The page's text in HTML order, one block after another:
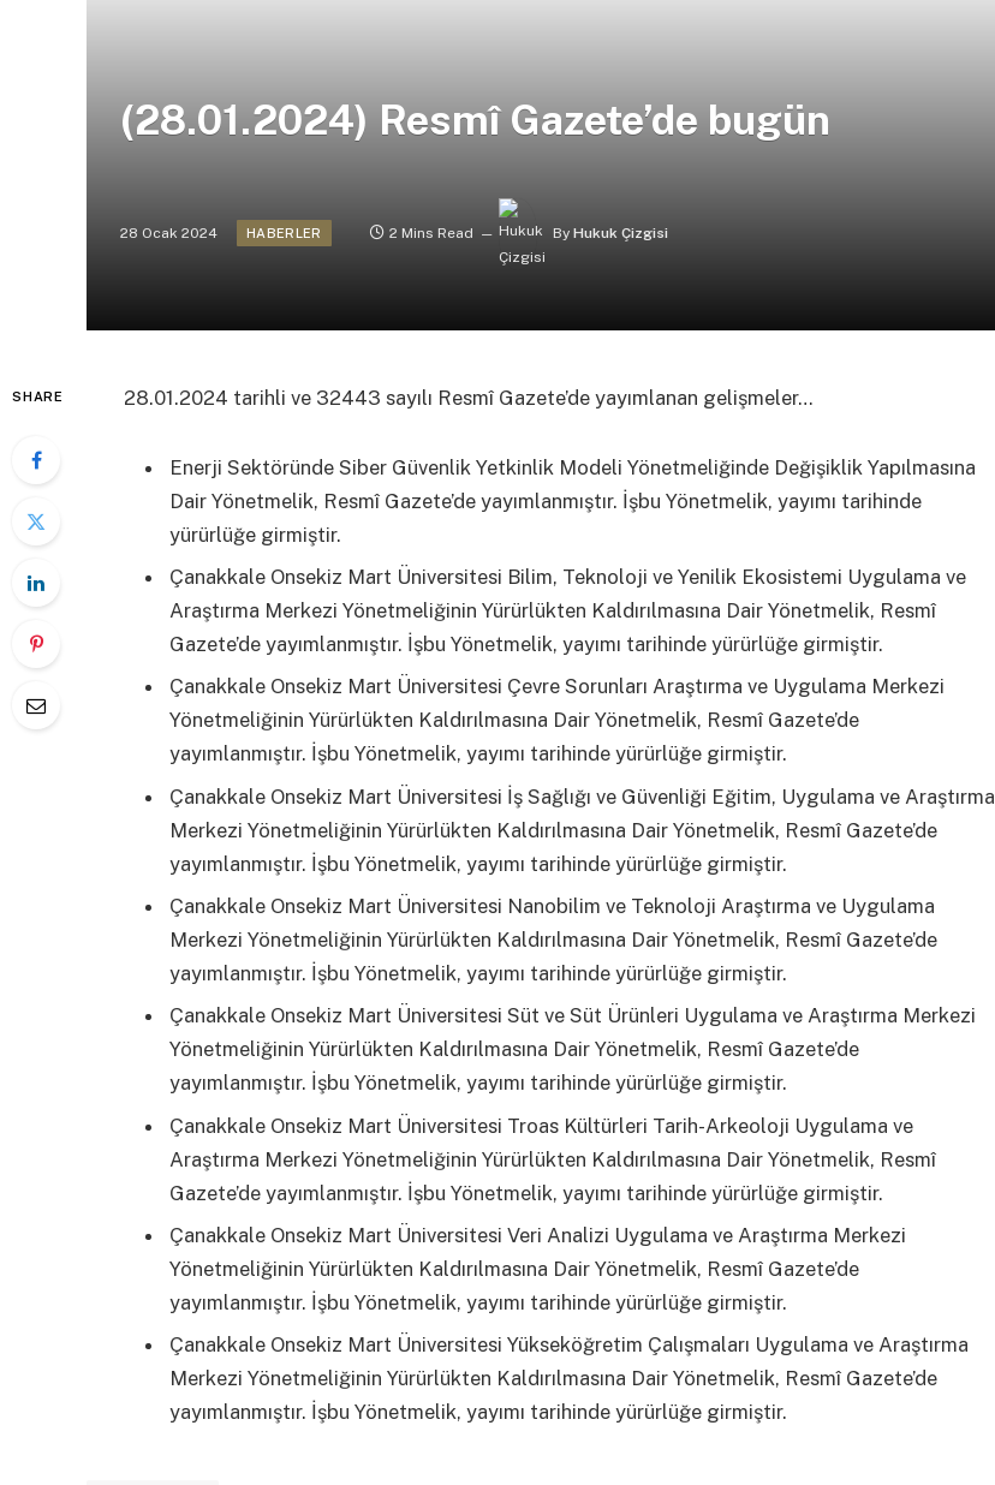
(28.01.2024) Resmî Gazete’de bugün
28 Ocak 2024 HABERLER 2 Mins Read By Hukuk Çizgisi
SHARE 28.01.2024 tarihli ve 32443 sayılı Resmî Gazete’de yayımlanan gelişmeler…
Enerji Sektöründe Siber Güvenlik Yetkinlik Modeli Yönetmeliğinde Değişiklik Yapılmasına
Dair Yönetmelik, Resmî Gazete’de yayımlanmıştır. İşbu Yönetmelik, yayımı tarihinde
yürürlüğe girmiştir.
Çanakkale Onsekiz Mart Üniversitesi Bilim, Teknoloji ve Yenilik Ekosistemi Uygulama ve
Araştırma Merkezi Yönetmeliğinin Yürürlükten Kaldırılmasına Dair Yönetmelik, Resmî
Gazete’de yayımlanmıştır. İşbu Yönetmelik, yayımı tarihinde yürürlüğe girmiştir.
Çanakkale Onsekiz Mart Üniversitesi Çevre Sorunları Araştırma ve Uygulama Merkezi
Yönetmeliğinin Yürürlükten Kaldırılmasına Dair Yönetmelik, Resmî Gazete’de
yayımlanmıştır. İşbu Yönetmelik, yayımı tarihinde yürürlüğe girmiştir.
Çanakkale Onsekiz Mart Üniversitesi İş Sağlığı ve Güvenliği Eğitim, Uygulama ve Araştırma
Merkezi Yönetmeliğinin Yürürlükten Kaldırılmasına Dair Yönetmelik, Resmî Gazete’de
yayımlanmıştır. İşbu Yönetmelik, yayımı tarihinde yürürlüğe girmiştir.
Çanakkale Onsekiz Mart Üniversitesi Nanobilim ve Teknoloji Araştırma ve Uygulama
Merkezi Yönetmeliğinin Yürürlükten Kaldırılmasına Dair Yönetmelik, Resmî Gazete’de
yayımlanmıştır. İşbu Yönetmelik, yayımı tarihinde yürürlüğe girmiştir.
Çanakkale Onsekiz Mart Üniversitesi Süt ve Süt Ürünleri Uygulama ve Araştırma Merkezi
Yönetmeliğinin Yürürlükten Kaldırılmasına Dair Yönetmelik, Resmî Gazete’de
yayımlanmıştır. İşbu Yönetmelik, yayımı tarihinde yürürlüğe girmiştir.
Çanakkale Onsekiz Mart Üniversitesi Troas Kültürleri Tarih-Arkeoloji Uygulama ve
Araştırma Merkezi Yönetmeliğinin Yürürlükten Kaldırılmasına Dair Yönetmelik, Resmî
Gazete’de yayımlanmıştır. İşbu Yönetmelik, yayımı tarihinde yürürlüğe girmiştir.
Çanakkale Onsekiz Mart Üniversitesi Veri Analizi Uygulama ve Araştırma Merkezi
Yönetmeliğinin Yürürlükten Kaldırılmasına Dair Yönetmelik, Resmî Gazete’de
yayımlanmıştır. İşbu Yönetmelik, yayımı tarihinde yürürlüğe girmiştir.
Çanakkale Onsekiz Mart Üniversitesi Yükseköğretim Çalışmaları Uygulama ve Araştırma
Merkezi Yönetmeliğinin Yürürlükten Kaldırılmasına Dair Yönetmelik, Resmî Gazete’de
yayımlanmıştır. İşbu Yönetmelik, yayımı tarihinde yürürlüğe girmiştir.